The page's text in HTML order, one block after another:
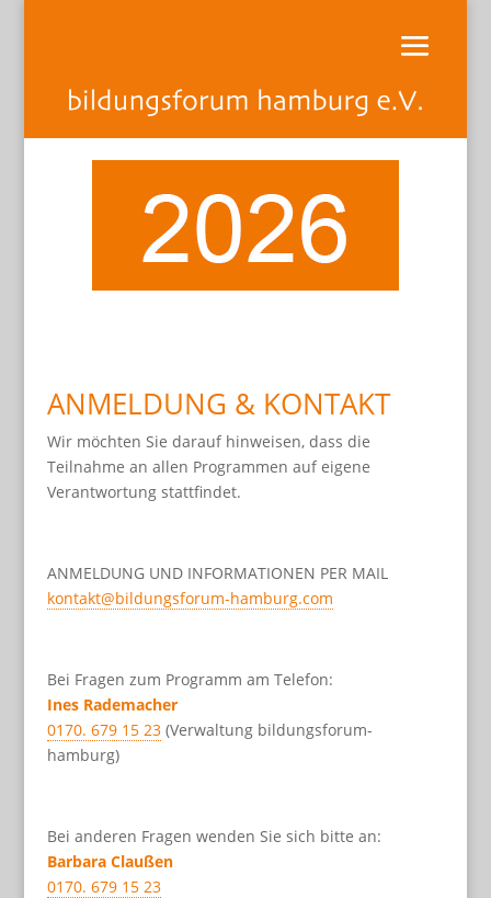
ANMELDUNG & KONTAKT
Wir möchten Sie darauf hinweisen, dass die
Teilnahme an allen Programmen auf eigene
Verantwortung stattfindet.
ANMELDUNG UND INFORMATIONEN PER MAIL
kontakt@bildungsforum-hamburg.com
Bei Fragen zum Programm am Telefon:
Ines Rademacher
0170. 679 15 23(Verwaltung bildungsforum-
hamburg)
Bei anderen Fragen wenden Sie sich bitte an:
Barbara Claußen
0170. 679 15 23